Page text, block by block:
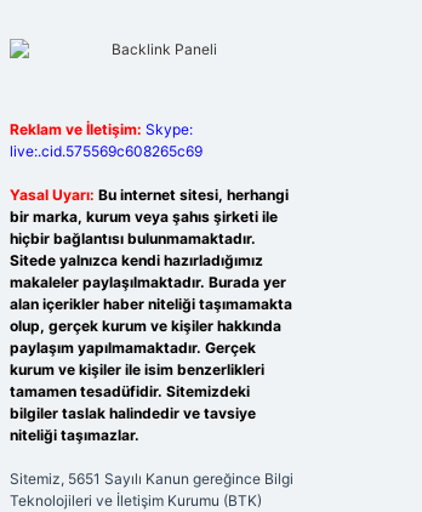
Reklam ve İletişim: Skype:
live:.cid.575569c608265c69
Yasal Uyarı: Bu internet sitesi, herhangi
bir marka, kurum veya şahıs şirketi ile
hiçbir bağlantısı bulunmamaktadır.
Sitede yalnızca kendi hazırladığımız
makaleler paylaşılmaktadır. Burada yer
alan içerikler haber niteliği taşımamakta
olup, gerçek kurum ve kişiler hakkında
paylaşım yapılmamaktadır. Gerçek
kurum ve kişiler ile isim benzerlikleri
tamamen tesadüfidir. Sitemizdeki
bilgiler taslak halindedir ve tavsiye
niteliği taşımazlar.
Sitemiz, 5651 Sayılı Kanun gereğince Bilgi
Teknolojileri ve İletişim Kurumu (BTK)